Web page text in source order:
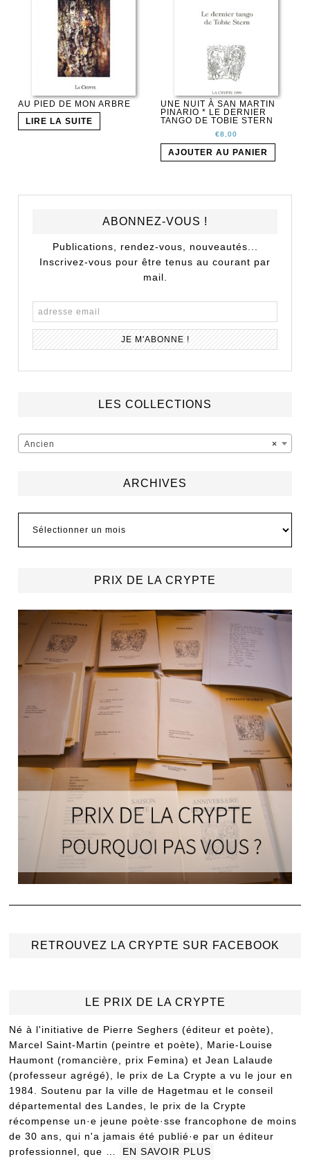
AU PIED DE MON ARBRE
LIRE LA SUITE
UNE NUIT À SAN MARTIN
PINARIO * LE DERNIER
TANGO DE TOBIE STERN
€8,00
AJOUTER AU PANIER
ABONNEZ-VOUS !
Publications, rendez-vous, nouveautés...
Inscrivez-vous pour être tenus au courant par
mail.
LES COLLECTIONS
×
Ancien
ARCHIVES
PRIX DE LA CRYPTE
RETROUVEZ LA CRYPTE SUR FACEBOOK
LE PRIX DE LA CRYPTE
Né à l'initiative de Pierre Seghers (éditeur et poète),
Marcel Saint-Martin (peintre et poète), Marie-Louise
Haumont (romancière, prix Femina) et Jean Lalaude
(professeur agrégé), le prix de La Crypte a vu le jour en
1984. Soutenu par la ville de Hagetmau et le conseil
départemental des Landes, le prix de la Crypte
récompense un·e jeune poète·sse francophone de moins
de 30 ans, qui n'a jamais été publié·e par un éditeur
professionnel, que …
EN SAVOIR PLUS